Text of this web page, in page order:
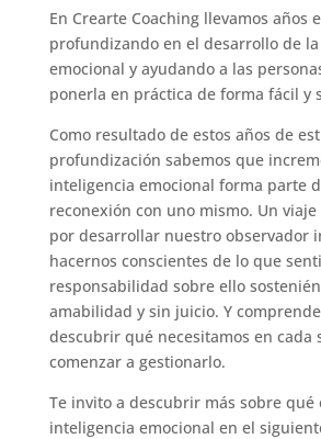
En Crearte Coaching llevamos años
profundizando en el desarrollo de
emocional y ayudando a las
ponerla en práctica de forma fácil y
Como resultado de estos años de
profundización sabemos que
inteligencia emocional forma parte
reconexión con uno mismo. Un
por desarrollar nuestro observador
hacernos conscientes de lo que
responsabilidad sobre ello
amabilidad y sin juicio. Y
descubrir qué necesitamos en cada
comenzar a gestionarlo.
Te invito a descubrir más sobre qué
inteligencia emocional en el